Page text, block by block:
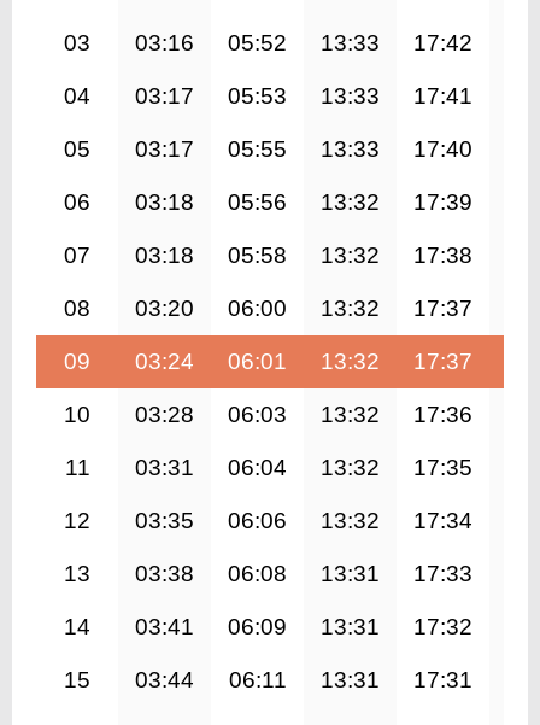
03 03:16 05:52 13:33 17:42
04 03:17 05:53 13:33 17:41
05 03:17 05:55 13:33 17:40
06 03:18 05:56 13:32 17:39
07 03:18 05:58 13:32 17:38
08 03:20 06:00 13:32 17:37
09 03:24 06:01 13:32 17:37
10 03:28 06:03 13:32 17:36
11 03:31 06:04 13:32 17:35
12 03:35 06:06 13:32 17:34
13 03:38 06:08 13:31 17:33
14 03:41 06:09 13:31 17:32
15 03:44 06:11 13:31 17:31